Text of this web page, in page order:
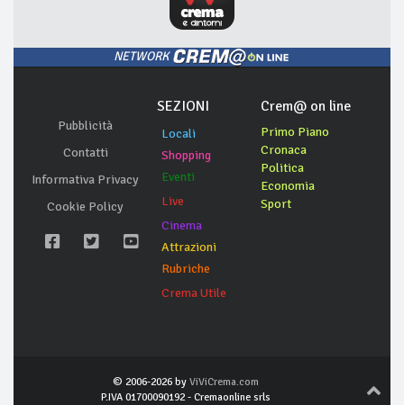
NETWORK
Pubblicità
Contatti
Informativa Privacy
Cookie Policy
SEZIONI
Locali
Shopping
Eventi
Live
Cinema
Attrazioni
Rubriche
Crema Utile
Crem@ on line
Primo Piano
Cronaca
Politica
Economia
Sport
© 2006-2026 by ViViCrema.com
P.IVA 01700090192 - Cremaonline srls